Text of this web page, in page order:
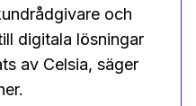
och
digitala lösningar
av Celsia, säger